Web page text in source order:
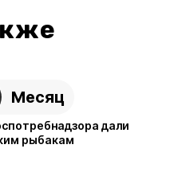
Месяц
дали
рыбакам